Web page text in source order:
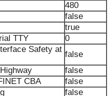
480
false
true
TTY
0
Safety at
false
false
CBA
false
false